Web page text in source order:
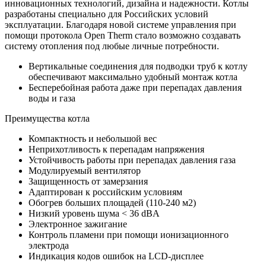
инновационных технологий, дизайна и надежности. Котлы
разработаны специально для Российских условий
эксплуатации. Благодаря новой системе управления при
помощи протокола Open Therm стало возможно создавать
систему отопления под любые личные потребности.
Вертикальные соединения для подводки труб к котлу
обеспечивают максимально удобный монтаж котла
Бесперебойная работа даже при перепадах давления
воды и газа
Преимущества котла
Компактность и небольшой вес
Неприхотливость к перепадам напряжения
Устойчивость работы при перепадах давления газа
Модулируемый вентилятор
Защищенность от замерзания
Адаптирован к российским условиям
Обогрев больших площадей (110-240 м2)
Низкий уровень шума < 36 dBA
Электронное зажигание
Контроль пламени при помощи ионизационного
электрода
Индикация кодов ошибок на LCD-дисплее